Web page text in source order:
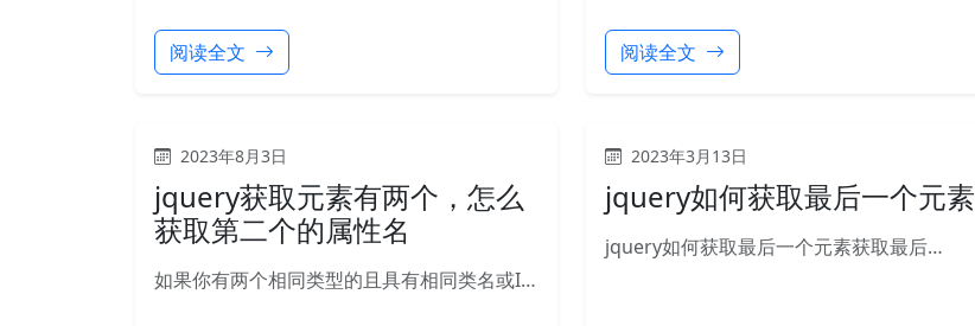
阅读全文 阅读全文
2023年8月3日
jquery获取元素有两个，怎么
获取第二个的属性名
如果你有两个相同类型的且具有相同类名或I…
2023年3月13日
jquery如何获取最后一个元素
jquery如何获取最后一个元素获取最后…